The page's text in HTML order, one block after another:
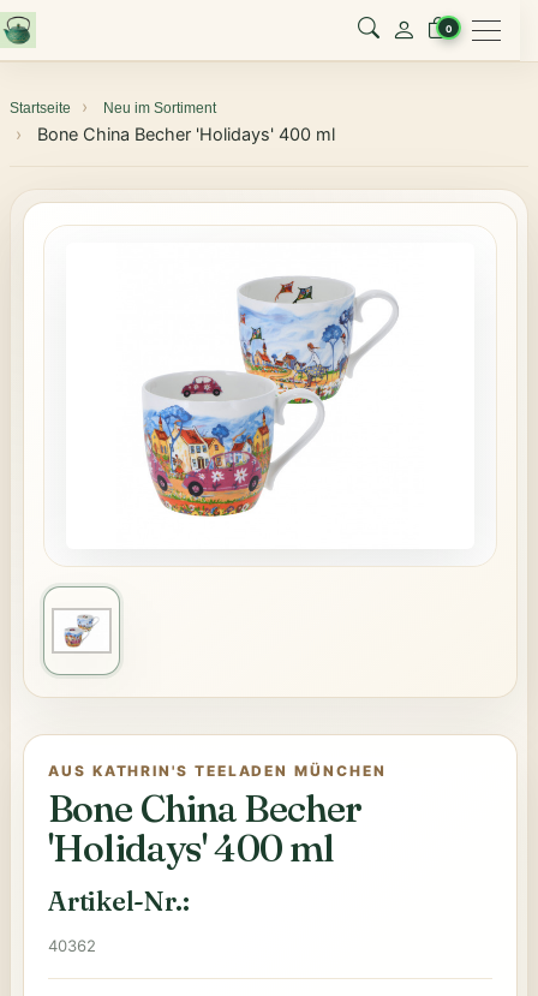
0 Menu
Startseite Neu im Sortiment
Bone China Becher 'Holidays' 400 ml
AUS KATHRIN'S TEELADEN MÜNCHEN
Bone China Becher
'Holidays' 400 ml
Artikel-Nr.:
40362